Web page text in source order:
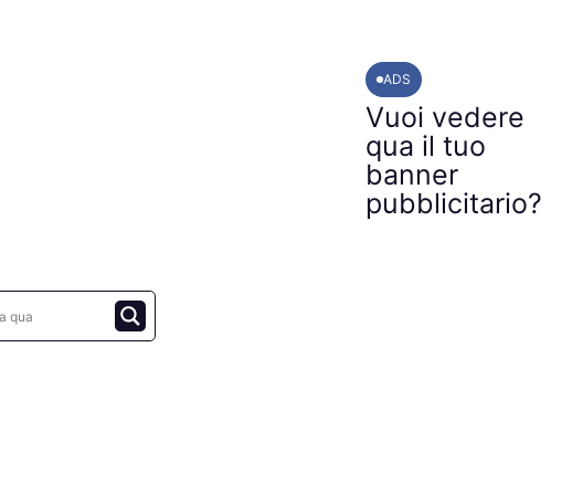
ADS
Vuoi vedere
qua il tuo
banner
pubblicitario?